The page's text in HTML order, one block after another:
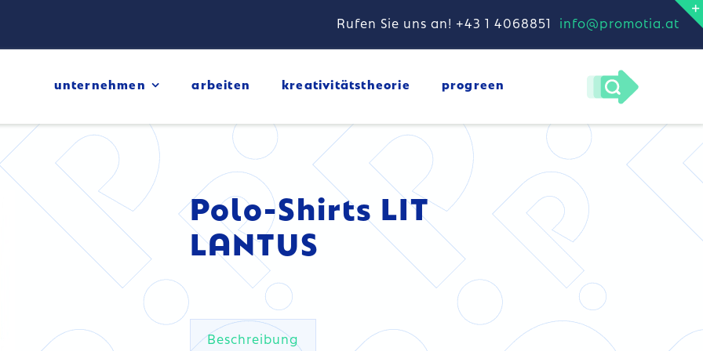
Rufen Sie uns an! +43 1 4068851 info@promotia.at
unternehmen arbeiten kreativitätstheorie progreen
Polo-Shirts LIT
LANTUS
Beschreibung